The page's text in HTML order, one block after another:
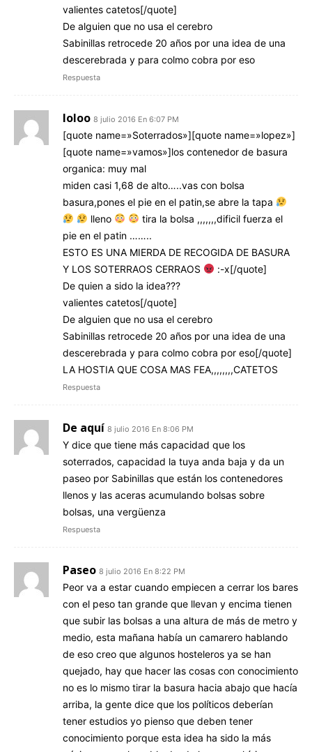
valientes catetos[/quote]
De alguien que no usa el cerebro
Sabinillas retrocede 20 años por una idea de una
descerebrada y para colmo cobra por eso
Respuesta
loloo 8 julio 2016 En 6:07 PM
[quote name=»Soterrados»][quote name=»lopez»]
[quote name=»vamos»]los contenedor de basura
organica: muy mal
miden casi 1,68 de alto…..vas con bolsa
basura,pones el pie en el patin,se abre la tapa
lleno
tira la bolsa ,,,,,,,dificil fuerza el
pie en el patin ……..
ESTO ES UNA MIERDA DE RECOGIDA DE BASURA
Y LOS SOTERRAOS CERRAOS
:-x[/quote]
De quien a sido la idea???
valientes catetos[/quote]
De alguien que no usa el cerebro
Sabinillas retrocede 20 años por una idea de una
descerebrada y para colmo cobra por eso[/quote]
LA HOSTIA QUE COSA MAS FEA,,,,,,,,CATETOS
Respuesta
De aquí 8 julio 2016 En 8:06 PM
Y dice que tiene más capacidad que los
soterrados, capacidad la tuya anda baja y da un
paseo por Sabinillas que están los contenedores
llenos y las aceras acumulando bolsas sobre
bolsas, una vergüenza
Respuesta
Paseo 8 julio 2016 En 8:22 PM
Peor va a estar cuando empiecen a cerrar los bares
con el peso tan grande que llevan y encima tienen
que subir las bolsas a una altura de más de metro y
medio, esta mañana había un camarero hablando
de eso creo que algunos hosteleros ya se han
quejado, hay que hacer las cosas con conocimiento
no es lo mismo tirar la basura hacia abajo que hacía
arriba, la gente dice que los políticos deberían
tener estudios yo pienso que deben tener
conocimiento porque esta idea ha sido la más